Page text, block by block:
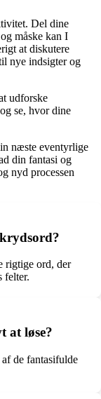
Del dine
måske kan I
at diskutere
nye indsigter og
udforske
se, hvor dine
næste eventyrlige
din fantasi og
nyd processen
rigtige ord, der
felter.
at løse?
de fantasifulde